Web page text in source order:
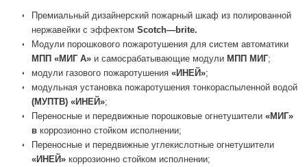
Премиальный дизайнерский пожарный шкаф из полированной
нержавейки с эффектом Scotch—brite.
Модули порошкового пожаротушения для систем автоматики
МПП «МИГ А» и самосрабатывающие модули МПП МИГ;
модули газового пожаротушения «ИНЕЙ»;
модульная установка пожаротушения тонкораспыленной водой
(МУПТВ) «ИНЕЙ»;
Переносные и передвижные порошковые огнетушители «МИГ»
в коррозионно стойком исполнении;
Переносные и передвижные углекислотные огнетушители
«ИНЕЙ» коррозионно стойком исполнении;